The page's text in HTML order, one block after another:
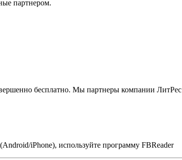
партнером.
бесплатно. Мы партнеры компании ЛитРес
iPhone), используйте программу FBReader